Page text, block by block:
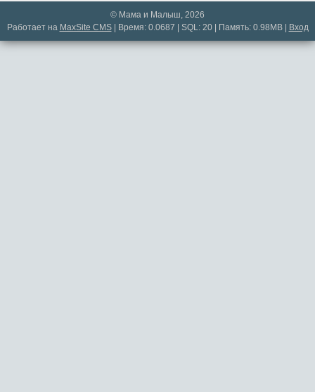
© Мама и Малыш, 2026
Работает на MaxSite CMS| Время: 0.0687 | SQL: 20 | Память: 0.98MB| Вход